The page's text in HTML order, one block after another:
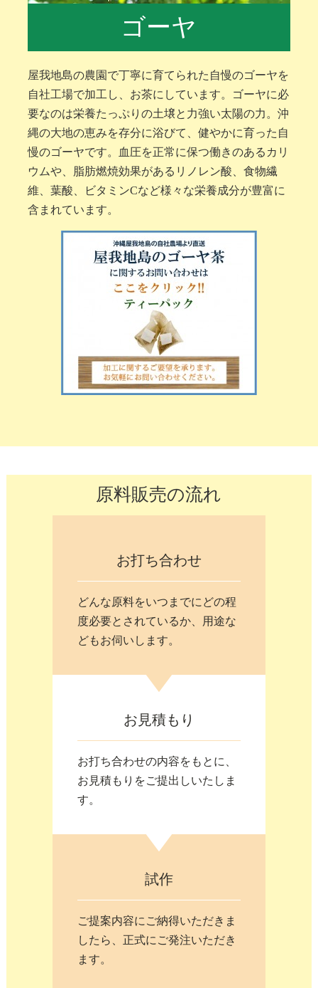
ゴーヤ
屋我地島の農園で丁寧に育てられた自慢のゴーヤを
自社工場で加工し、お茶にしています。ゴーヤに必
要なのは栄養たっぷりの土壌と力強い太陽の力。沖
縄の大地の恵みを存分に浴びて、健やかに育った自
慢のゴーヤです。血圧を正常に保つ働きのあるカリ
ウムや、脂肪燃焼効果があるリノレン酸、食物繊
維、葉酸、ビタミンCなど様々な栄養成分が豊富に
含まれています。
原料販売の流れ
お打ち合わせ
どんな原料をいつまでにどの程
度必要とされているか、用途な
どもお伺いします。
お見積もり
お打ち合わせの内容をもとに、
お見積もりをご提出しいたしま
す。
試作
ご提案内容にご納得いただきま
したら、正式にご発注いただき
ます。